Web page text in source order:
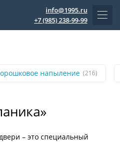
info@1995.ru
+7 (985) 238-99-99
напыление (216)
– это специальный